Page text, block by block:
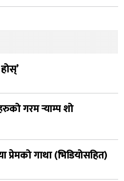
गरम र्‍याम्प शो
प्रेमको गाथा (भिडियोसहित)